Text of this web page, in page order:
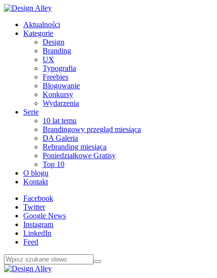
Aktualności
Kategorie
Design
Branding
UX
Typografia
Freebies
Blogowanie
Konkursy
Wydarzenia
Serie
10 lat temu
Brandingowy przegląd miesiąca
DA Galeria
Rebranding miesiąca
Poniedziałkowe Gratisy
Top 10
O blogu
Kontakt
Facebook
Twitter
Google News
Instagram
LinkedIn
Feed